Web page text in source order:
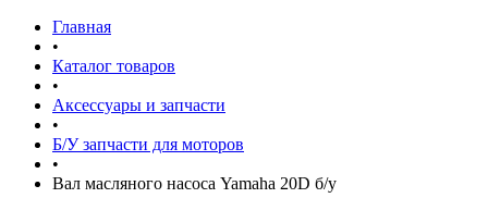
Главная
•
Каталог товаров
•
Аксессуары и запчасти
•
Б/У запчасти для моторов
•
Вал масляного насоса Yamahа 20D б/у